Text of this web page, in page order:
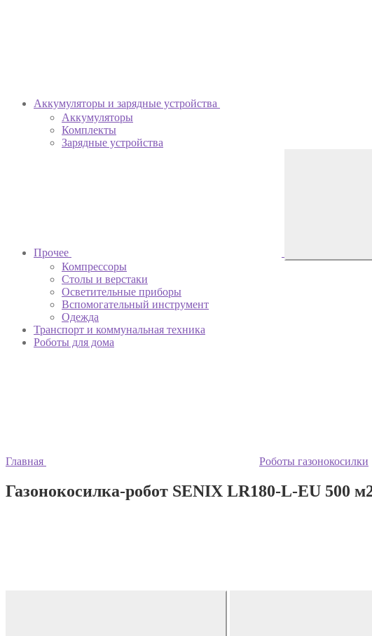
Аккумуляторы и зарядные устройства
Аккумуляторы
Комплекты
Зарядные устройства
Прочее
Компрессоры
Столы и верстаки
Осветительные приборы
Вспомогательный инструмент
Одежда
Транспорт и коммунальная техника
Роботы для дома
Главная Роботы газонокосилки
Газонокосилка-робот SENIX LR180-L-EU 500